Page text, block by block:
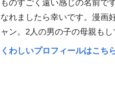
ものすごく遠い感じの名前で
なれましたら幸いです。漫画
ャン。2人の男の子の母親もし
くわしいプロフィールはこち